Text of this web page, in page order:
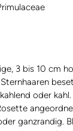
3 bis 10 cm
oder
ganzrandig.